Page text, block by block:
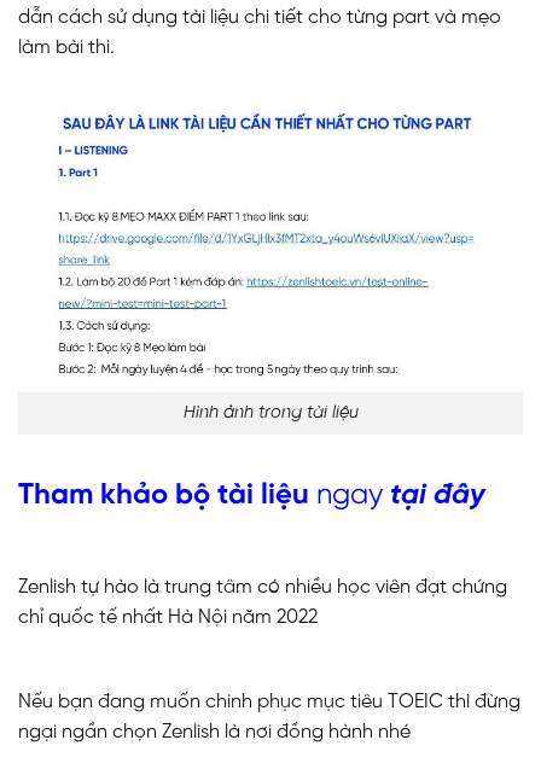
dẫn cách sử dụng tài liệu chi tiết cho từng part và mẹo
làm bài thi.
Hình ảnh trong tài liệu
Tham khảo bộ tài liệu ngay tại đây
Zenlish tự hào là trung tâm có nhiều học viên đạt chứng
chỉ quốc tế nhất Hà Nội năm 2022
Nếu bạn đang muốn chinh phục mục tiêu TOEIC thì đừng
ngại ngần chọn Zenlish là nơi đồng hành nhé